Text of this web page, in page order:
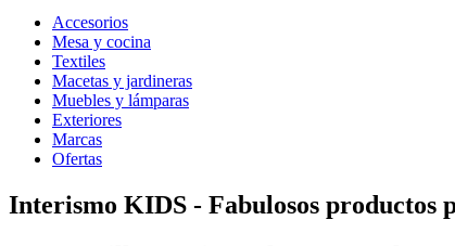
Accesorios
Mesa y cocina
Textiles
Macetas y jardineras
Muebles y lámparas
Exteriores
Marcas
Ofertas
Interismo KIDS - Fabulosos productos